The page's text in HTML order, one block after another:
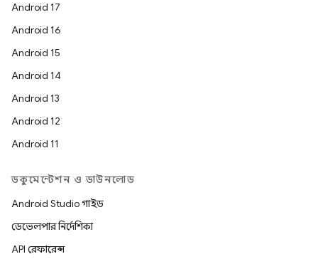
Android 17
Android 16
Android 15
Android 14
Android 13
Android 12
Android 11
ডকুমেন্টেশন ও ডাউনলোড
Android Studio গাইড
ডেভেলপার নির্দেশিকা
API রেফারেন্স